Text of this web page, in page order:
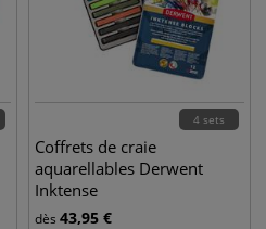
4 sets
Coffrets de craie
aquarellables Derwent
Inktense
dès 43,95 €